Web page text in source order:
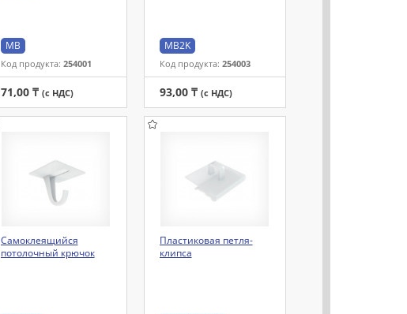
MB
Код продукта: 254001
71,00 ₸ (с НДС)
MB2K
Код продукта: 254003
93,00 ₸ (с НДС)
Самоклеящийся
потолочный крючок
Пластиковая петля-
клипса